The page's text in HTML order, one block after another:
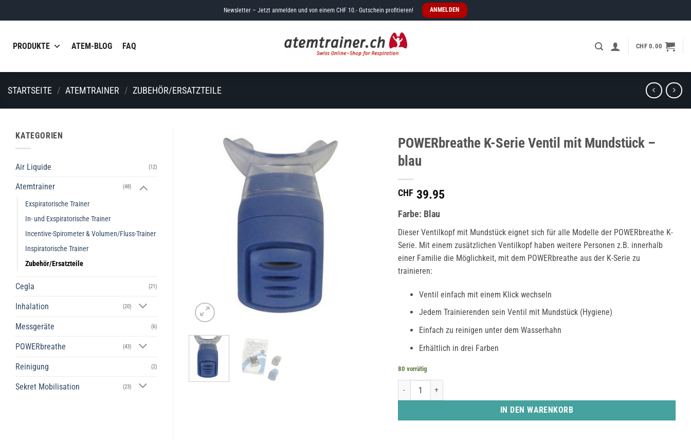
to
Newsletter – Jetzt anmelden und von einem CHF 10.- Gutschein profitieren! ANMELDEN
PRODUKTE ATEM-BLOG FAQ CHF0.00
STARTSEITE / ATEMTRAINER / ZUBEHÖR/ERSATZTEILE
KATEGORIEN
Air Liquide (12)
Atemtrainer (48)
Exspiratorische Trainer
In- und Exspiratorische Trainer
Incentive-Spirometer & Volumen/Fluss-Trainer
Inspiratorische Trainer
Zubehör/Ersatzteile
Cegla (21)
Inhalation (20)
Messgeräte (6)
POWERbreathe (43)
Reinigung (2)
Sekret Mobilisation (23)
POWERbreathe K-Serie Ventil mit Mundstück –
blau
CHF 39.95
Farbe: Blau
Dieser Ventilkopf mit Mundstück eignet sich für alle Modelle der POWERbreathe K-
Serie. Mit einem zusätzlichen Ventilkopf haben weitere Personen z.B. innerhalb
einer Familie die Möglichkeit, mit dem POWERbreathe aus der K-Serie zu
trainieren:
Ventil einfach mit einem Klick wechseln
Jedem Trainierenden sein Ventil mit Mundstück (Hygiene)
Einfach zu reinigen unter dem Wasserhahn
Erhältlich in drei Farben
80 vorrätig
POWERbreathe K-Serie Ventil mit Mundstück - blau Menge
IN DEN WARENKORB